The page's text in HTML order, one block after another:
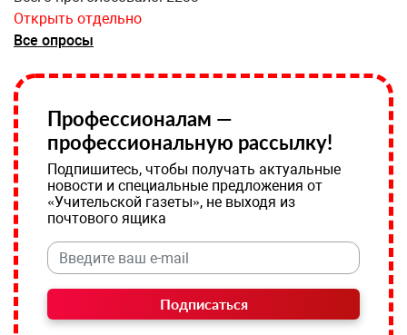
Открыть отдельно
Все опросы
Профессионалам —
профессиональную рассылку!
Подпишитесь, чтобы получать актуальные
новости и специальные предложения от
«Учительской газеты», не выходя из
почтового ящика
Подписаться